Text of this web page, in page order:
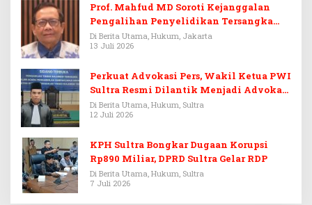
Prof. Mahfud MD Soroti Kejanggalan
Pengalihan Penyelidikan Tersangka
Febrie Adriansyah
Di Berita Utama, Hukum, Jakarta
13 Juli 2026
Perkuat Advokasi Pers, Wakil Ketua PWI
Sultra Resmi Dilantik Menjadi Advokat
PERADI
Di Berita Utama, Hukum, Sultra
12 Juli 2026
KPH Sultra Bongkar Dugaan Korupsi
Rp890 Miliar, DPRD Sultra Gelar RDP
Di Berita Utama, Hukum, Sultra
7 Juli 2026